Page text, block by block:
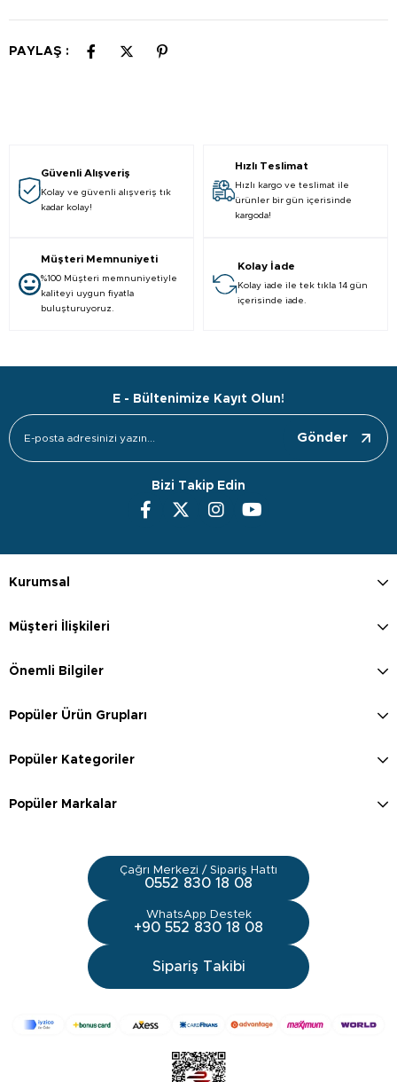
PAYLAŞ :
Güvenli Alışveriş
Kolay ve güvenli alışveriş tık
kadar kolay!
Hızlı Teslimat
Hızlı kargo ve teslimat ile
ürünler bir gün içerisinde
kargoda!
Müşteri Memnuniyeti
%100 Müşteri memnuniyetiyle
kaliteyi uygun fiyatla
buluşturuyoruz.
Kolay İade
Kolay iade ile tek tıkla 14 gün
içerisinde iade.
E - Bültenimize Kayıt Olun!
Gönder
Bizi Takip Edin
Kurumsal
Müşteri İlişkileri
Önemli Bilgiler
Popüler Ürün Grupları
Popüler Kategoriler
Popüler Markalar
Çağrı Merkezi / Sipariş Hattı
0552 830 18 08
WhatsApp Destek
+90 552 830 18 08
Sipariş Takibi